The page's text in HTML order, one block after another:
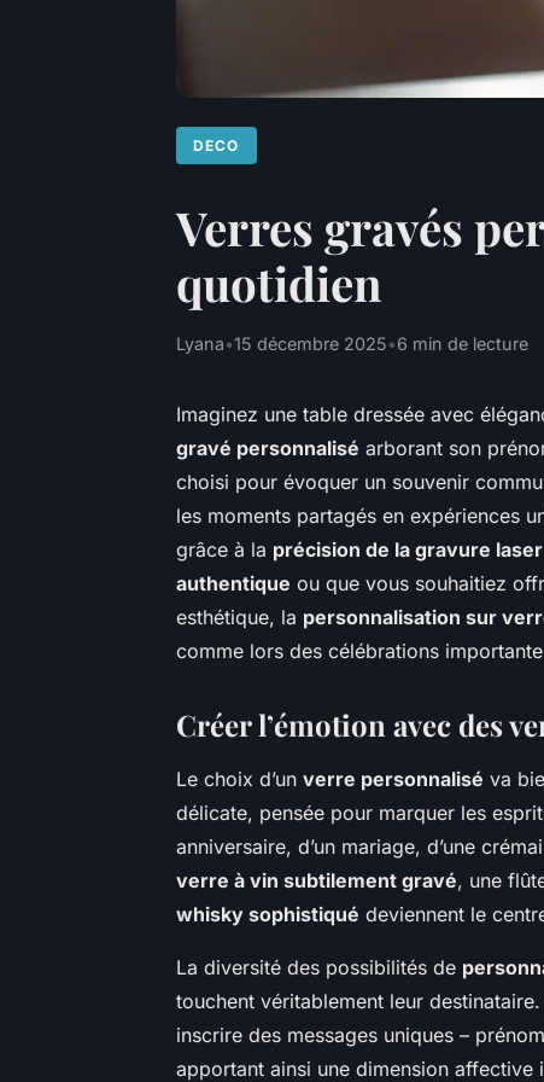
DECO
Verres gravés
quotidien
Lyana•15 décembre 2025•6 min de lecture
Imaginez une table dressée avec
gravé personnalisé arborant son
choisi pour évoquer un souvenir
les moments partagés en expériences
grâce à la précision de la gravure laser
authentique ou que vous souhaitiez
esthétique, la personnalisation sur
comme lors des célébrations
Créer l’émotion avec des
Le choix d’un verre personnalisé va
délicate, pensée pour marquer les
anniversaire, d’un mariage, d’une
verre à vin subtilement gravé, une
whisky sophistiqué deviennent le
La diversité des possibilités de
touchent véritablement leur destinataire.
inscrire des messages uniques –
apportant ainsi une dimension